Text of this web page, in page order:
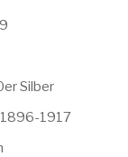
9
Silber
1896-1917